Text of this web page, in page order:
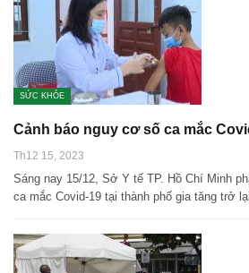
SỨC KHỎE
Cảnh báo nguy cơ số ca mắc
Th12 15, 2023
Sáng nay 15/12, Sở Y tế TP. Hồ Chí Minh
ca mắc Covid-19 tại thành phố gia tăng trở